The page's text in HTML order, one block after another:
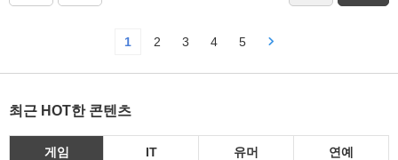
1 2 3 4 5
최근 HOT한 콘텐츠
게임 IT 유머 연예